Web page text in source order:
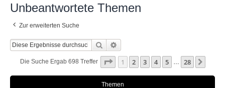
Unbeantwortete Themen
Zur erweiterten Suche
Suche
Die Suche Ergab 698 Treffer Seite 1Von 28
1 2 3 4 5 … 28
Themen